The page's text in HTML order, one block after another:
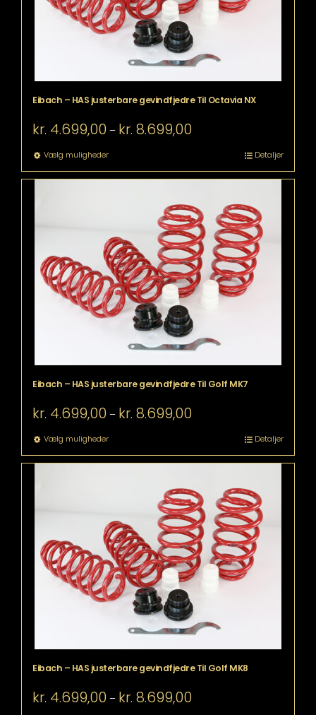
Eibach – HAS justerbare gevindfjedre Til Octavia NX
kr. 4.699,00 – kr. 8.699,00
Vælg mulighederDette
vare
har
Mulighederne
kan
vælges
på
varesiden
Detaljer
Eibach – HAS justerbare gevindfjedre Til Golf MK7
kr. 4.699,00 – kr. 8.699,00
Vælg mulighederDette
vare
har
Mulighederne
kan
vælges
på
varesiden
Detaljer
Eibach – HAS justerbare gevindfjedre Til Golf MK8
kr. 4.699,00 – kr. 8.699,00